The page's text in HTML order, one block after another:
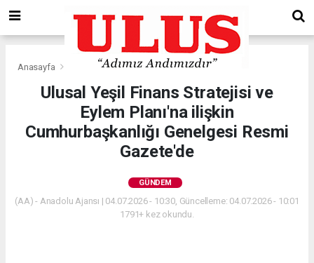
Anasayfa Gündem
Ulusal Yeşil Finans Stratejisi ve
Eylem Planı'na ilişkin
Cumhurbaşkanlığı Genelgesi Resmi
Gazete'de
GÜNDEM
(AA) - Anadolu Ajansı | 04.07.2026 - 10:30, Güncelleme: 04.07.2026 - 10:01
1791+ kez okundu.